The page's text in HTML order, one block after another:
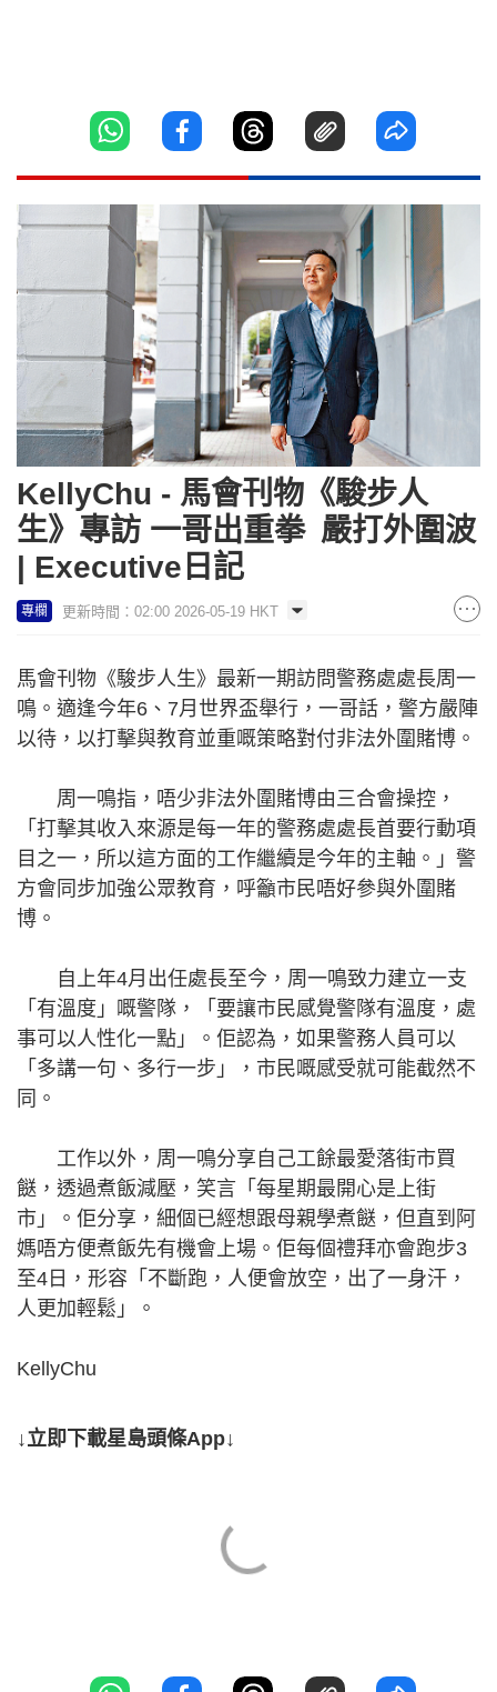
KellyChu - 馬會刊物《駿步人
生》專訪 一哥出重拳 嚴打外圍波
| Executive日記
專欄 更新時間：02:00 2026-05-19 HKT
馬會刊物《駿步人生》最新一期訪問警務處處長周一
鳴。適逢今年6、7月世界盃舉行，一哥話，警方嚴陣
以待，以打擊與教育並重嘅策略對付非法外圍賭博。
周一鳴指，唔少非法外圍賭博由三合會操控，
「打擊其收入來源是每一年的警務處處長首要行動項
目之一，所以這方面的工作繼續是今年的主軸。」警
方會同步加強公眾教育，呼籲市民唔好參與外圍賭
博。
自上年4月出任處長至今，周一鳴致力建立一支
「有溫度」嘅警隊，「要讓市民感覺警隊有溫度，處
事可以人性化一點」。佢認為，如果警務人員可以
「多講一句、多行一步」，市民嘅感受就可能截然不
同。
工作以外，周一鳴分享自己工餘最愛落街市買
餸，透過煮飯減壓，笑言「每星期最開心是上街
市」。佢分享，細個已經想跟母親學煮餸，但直到阿
媽唔方便煮飯先有機會上場。佢每個禮拜亦會跑步3
至4日，形容「不斷跑，人便會放空，出了一身汗，
人更加輕鬆」。
KellyChu
↓立即下載星島頭條App↓